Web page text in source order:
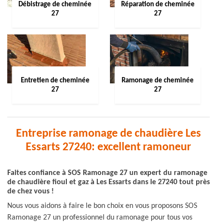
Débistrage de cheminée
27
Réparation de cheminée
27
Entretien de cheminée
27
Ramonage de cheminée
27
Entreprise ramonage de chaudière Les
Essarts 27240: excellent ramoneur
Faites confiance à SOS Ramonage 27 un expert du ramonage
de chaudière fioul et gaz à Les Essarts dans le 27240 tout près
de chez vous !
Nous vous aidons à faire le bon choix en vous proposons SOS
Ramonage 27 un professionnel du ramonage pour tous vos